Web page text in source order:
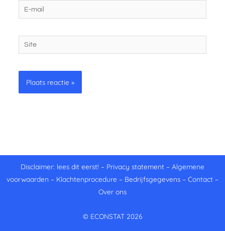
mail
Site
Disclaimer: lees dit eerst! – Privacy statement – Algemene
voorwaarden – Klachtenprocedure – Bedrijfsgegevens – Contact –
Over ons
© ECONSTAT 2026